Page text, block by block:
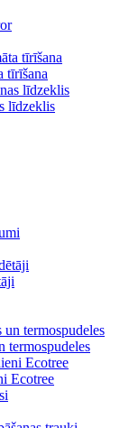
tīrīšana
līdzeklis
termospudeles
Ecotree